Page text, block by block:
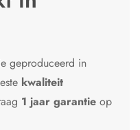
geproduceerd in
kwaliteit
1 jaar garantie op